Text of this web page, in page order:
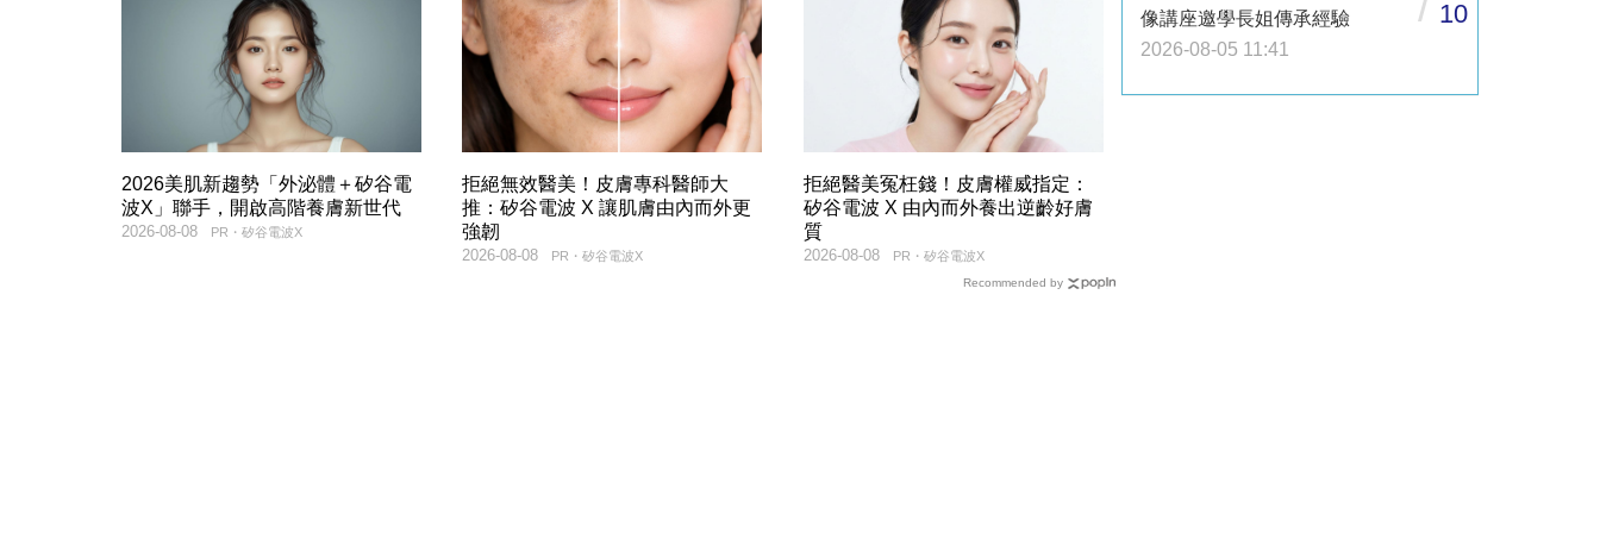
2026美肌新趨勢「外泌體＋矽谷電
波X」聯手，開啟高階養膚新世代
PR・矽谷電波X
2026-08-08
拒絕無效醫美！皮膚專科醫師大
推：矽谷電波 X 讓肌膚由內而外更
強韌
PR・矽谷電波X
2026-08-08
拒絕醫美冤枉錢！皮膚權威指定：
矽谷電波 X 由內而外養出逆齡好膚
質
PR・矽谷電波X
2026-08-08
Recommended by
像講座邀學長姐傳承經驗
2026-08-05 11:41
10